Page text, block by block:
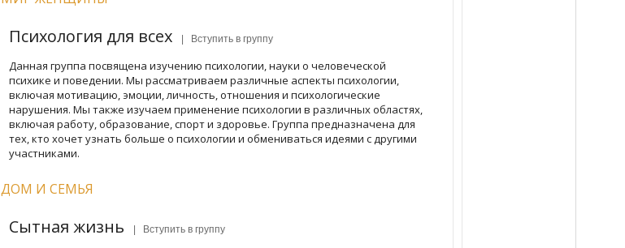
Психология для всех | Вступить в группу
Данная группа посвящена изучению психологии, науки о человеческой
психике и поведении. Мы рассматриваем различные аспекты психологии,
включая мотивацию, эмоции, личность, отношения и психологические
нарушения. Мы также изучаем применение психологии в различных областях,
включая работу, образование, спорт и здоровье. Группа предназначена для
тех, кто хочет узнать больше о психологии и обмениваться идеями с другими
участниками.
ДОМ И СЕМЬЯ
Сытная жизнь | Вступить в группу